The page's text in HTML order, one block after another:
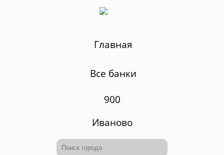
Главная
Все банки
900
Иваново